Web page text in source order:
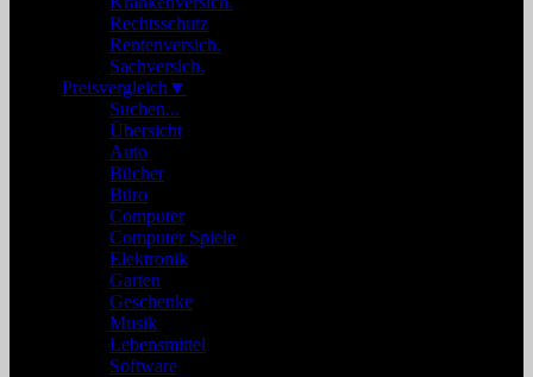
Rechtsschutz
Rentenversich.
Sachversich.
Preisvergleich ▼
Suchen...
Übersicht
Auto
Bücher
Büro
Computer
Computer Spiele
Elektronik
Garten
Geschenke
Musik
Lebensmittel
Software